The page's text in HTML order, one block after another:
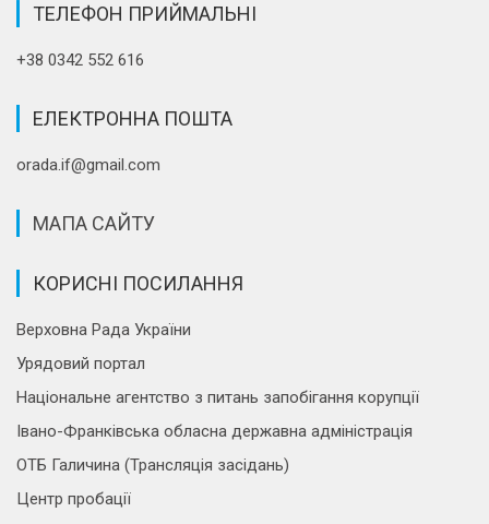
ТЕЛЕФОН ПРИЙМАЛЬНІ
+38 0342 552 616
ЕЛЕКТРОННА ПОШТА
orada.if@gmail.com
МАПА САЙТУ
КОРИСНІ ПОСИЛАННЯ
Верховна Рада України
Урядовий портал
Національне агентство з питань запобігання корупції
Івано-Франківська обласна державна адміністрація
ОТБ Галичина (Трансляція засідань)
Центр пробації